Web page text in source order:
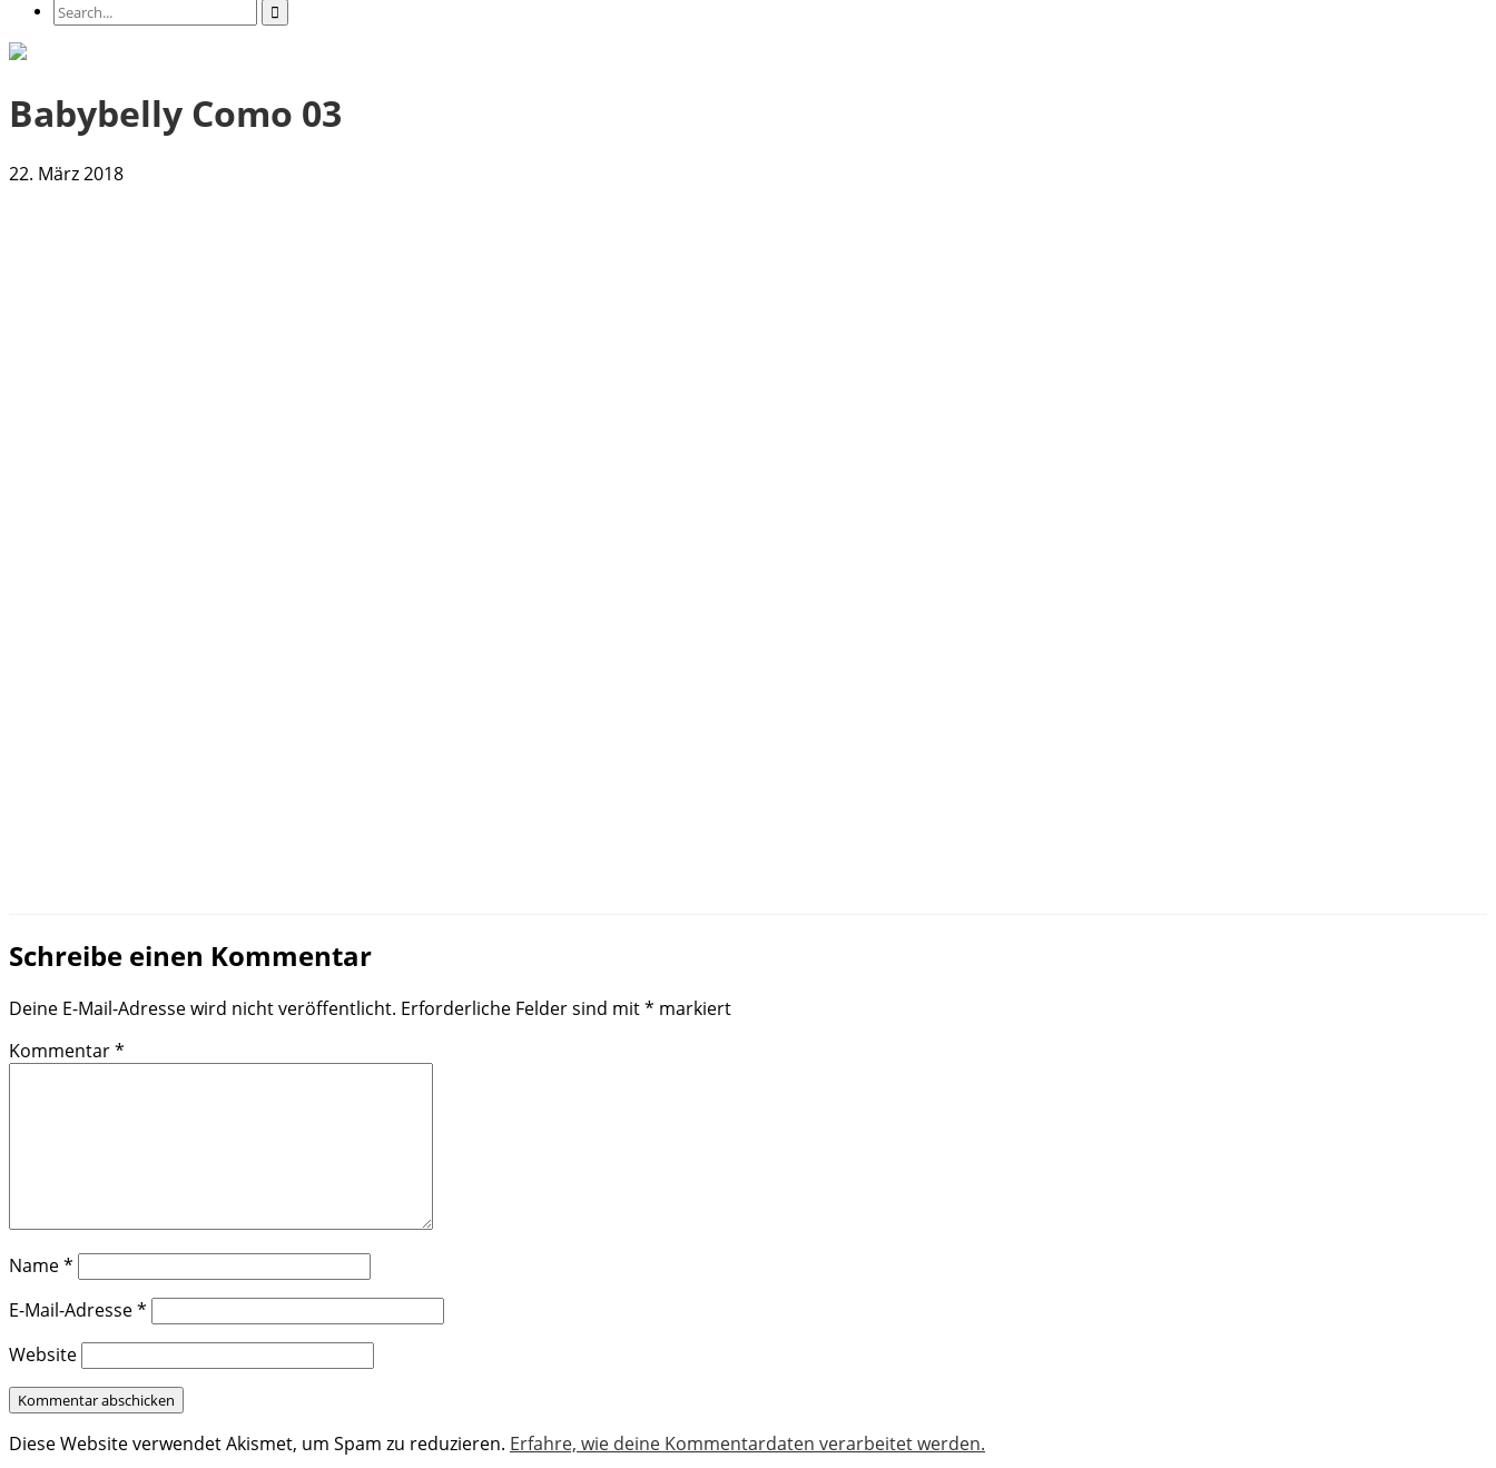
Babybelly Como 03
22. März 2018
Schreibe einen Kommentar
Deine E-Mail-Adresse wird nicht veröffentlicht. Erforderliche Felder sind mit* markiert
Kommentar*
Name*
E-Mail-Adresse*
Website
Diese Website verwendet Akismet, um Spam zu reduzieren. Erfahre, wie deine Kommentardaten verarbeitet werden.